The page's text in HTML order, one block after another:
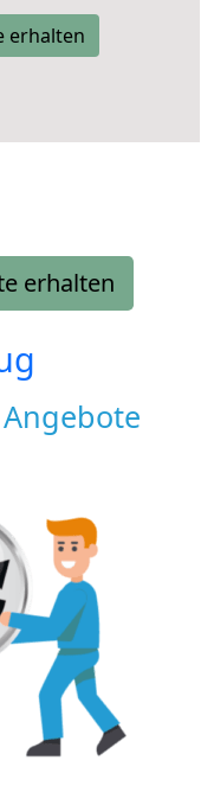
erhalten
erhalten